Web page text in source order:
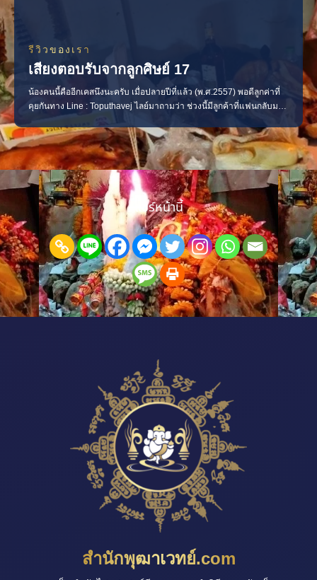
รีวิวของเรา
เสียงตอบรับจากลูกศิษย์ 17
น้องคนนี้คืออีกเคสนึงนะครับ เมื่อปลายปีที่แล้ว (พ.ศ.2557) พอดีลูกค่าที่
คุยกันทาง Line : Toputhavej ไลย์มาถามว่า ช่วงนี้มีลูกค้าที่แฟนกลับมา
ไปอีกคน น้องคนนี้….. เธอต้องล้างสิ่งไม่ดีออกไปจากดวงเธอก่อน ตามที่พี่
หมอทำนายไว้นะครับ เมื่อสิ
แชร์หน้านี้
สำนักพุฒาเวทย์.com